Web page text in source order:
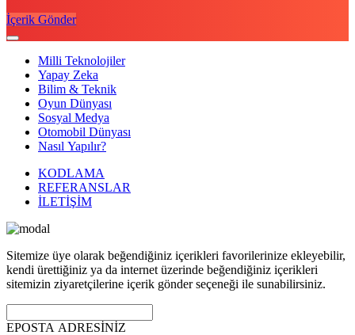
İçerik Gönder
Milli Teknolojiler
Yapay Zeka
Bilim & Teknik
Oyun Dünyası
Sosyal Medya
Otomobil Dünyası
Nasıl Yapılır?
KODLAMA
REFERANSLAR
İLETİŞİM
Sitemize üye olarak beğendiğiniz içerikleri favorilerinize ekleyebilir,
kendi ürettiğiniz ya da internet üzerinde beğendiğiniz içerikleri
sitemizin ziyaretçilerine içerik gönder seçeneği ile sunabilirsiniz.
EPOSTA ADRESİNİZ